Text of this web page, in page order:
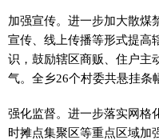
加强宣传。进一步加大散煤
宣传、线上传播等形式提高
识，鼓励辖区商贩、住户主
气。全乡26个村委共悬挂条
强化监督。进一步落实网格
时摊点集聚区等重点区域加